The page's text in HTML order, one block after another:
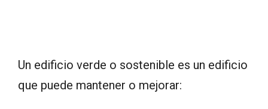
Un edificio verde o sostenible es un edificio
que puede mantener o mejorar: